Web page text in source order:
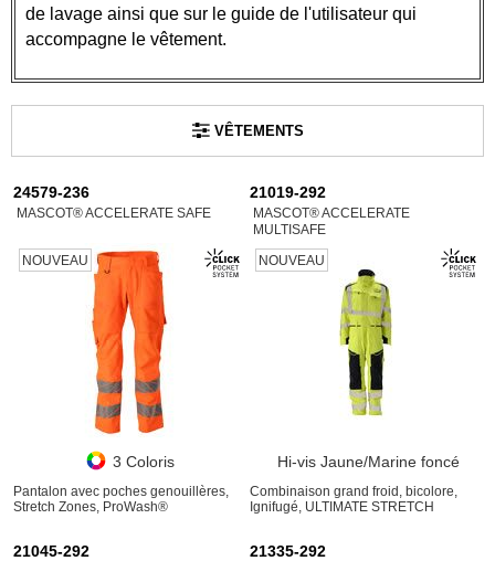
de lavage ainsi que sur le guide de l'utilisateur qui
accompagne le vêtement.
VÊTEMENTS
24579-236
MASCOT® ACCELERATE SAFE
NOUVEAU
3 Coloris
Pantalon avec poches genouillères,
Stretch Zones, ProWash®
21019-292
MASCOT® ACCELERATE
MULTISAFE
NOUVEAU
Hi-vis Jaune/Marine foncé
Combinaison grand froid, bicolore,
Ignifugé, ULTIMATE STRETCH
21045-292 21335-292